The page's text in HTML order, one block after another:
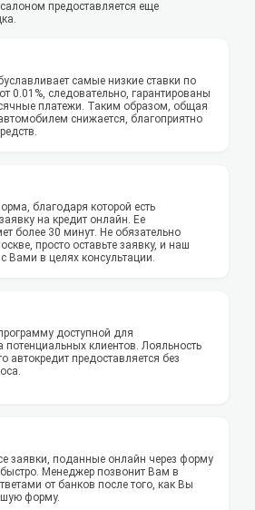
предоставляется еще
самые низкие ставки по
0.01%, следовательно, гарантированы
платежи. Таким образом, общая
снижается, благоприятно
благодаря которой есть
на кредит онлайн. Ее
более 30 минут. Не обязательно
просто оставьте заявку, и наш
Вами в целях консультации.
доступной для
клиентов. Лояльность
автокредит предоставляется без
заявки, поданные онлайн через форму
Менеджер позвонит Вам в
от банков после того, как Вы
форму.